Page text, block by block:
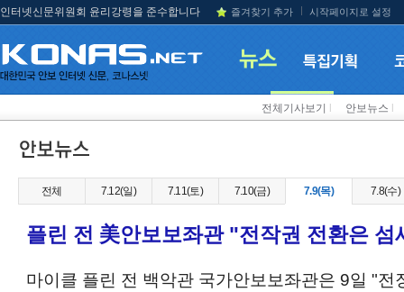
인터넷신문위원회 윤리강령을 준수합니다 즐겨찾기 추가 시작페이지로 설정
전체기사보기 안보뉴스
전체 7.12(일) 7.11(토) 7.10(금) 7.9(목) 7.8(수)
플린 전 美안보보좌관 "전작권 전환은
마이클 플린 전 백악관 국가안보보좌관은 9일 "전